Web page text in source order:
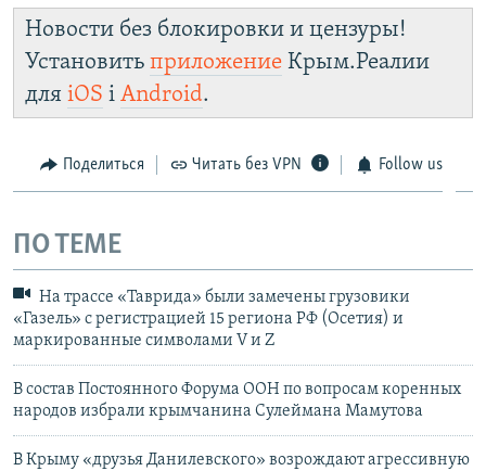
Новости без блокировки и цензуры!
Установить приложение Крым.Реалии
для iOS і Android.
Поделиться Читать без VPN Follow us
ПО ТЕМЕ
На трассе «Таврида» были замечены грузовики
«Газель» с регистрацией 15 региона РФ (Осетия) и
маркированные символами V и Z
В состав Постоянного Форума ООН по вопросам коренных
народов избрали крымчанина Сулеймана Мамутова
В Крыму «друзья Данилевского» возрождают агрессивную